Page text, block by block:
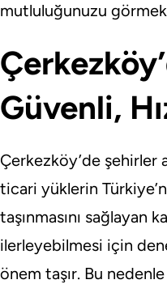
mutluluğunuzu
Güvenli,
Çerkezköy’de şehirler
ticari yüklerin
taşınmasını sağlayan
ilerleyebilmesi için
önem taşır. Bu